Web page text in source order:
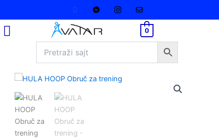
sadržaj
0
HULA
Obruč
za
količina
količina